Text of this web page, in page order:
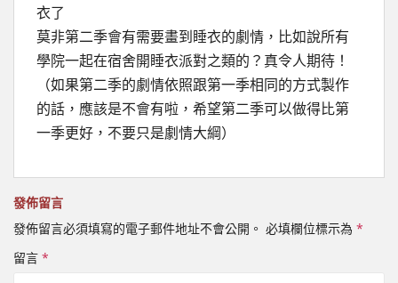
衣了
莫非第二季會有需要畫到睡衣的劇情，比如說所有
學院一起在宿舍開睡衣派對之類的？真令人期待！
（如果第二季的劇情依照跟第一季相同的方式製作
的話，應該是不會有啦，希望第二季可以做得比第
一季更好，不要只是劇情大綱）
發佈留言
發佈留言必須填寫的電子郵件地址不會公開。 必填欄位標示為 *
留言 *